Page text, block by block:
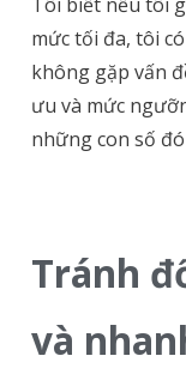
mức tối đa, tôi
không gặp vấn
ưu và mức
những con số
Tránh
và